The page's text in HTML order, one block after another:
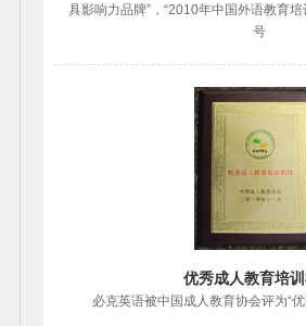
具影响力品牌”，“2010年中国外语教育
号
优秀成人教育培
必克英语被中国成人教育协会评为“